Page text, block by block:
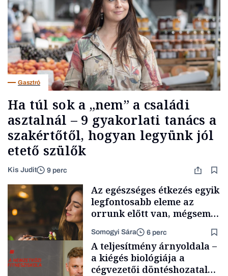
Gasztró
Ha túl sok a „nem” a családi
asztalnál – 9 gyakorlati tanács a
szakértőtől, hogyan legyünk jól
etető szülők
Kis Judit 9 perc
Az egészséges étkezés egyik
legfontosabb eleme az
orrunk előtt van, mégsem
kezdünk vele semmit
Somogyi Sára 6 perc
A teljesítmény árnyoldala –
a kiégés biológiája a
cégvezetői döntéshozatal